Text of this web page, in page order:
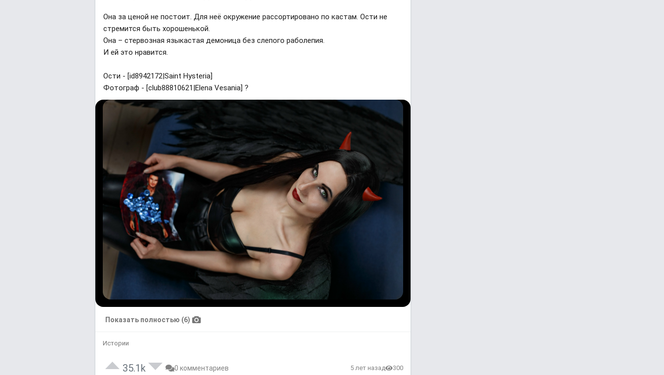
Она за ценой не постоит. Для неё окружение рассортировано по кастам. Ости не
стремится быть хорошенькой.
Она – стервозная языкастая демоница без слепого раболепия.
И ей это нравится.
Ости - [id8942172|Saint Hysteria]
Фотограф - [club88810621|Elena Vesania] ?
Показать полностью (6)
Истории
35.1k 0 комментариев 5 лет назад 300